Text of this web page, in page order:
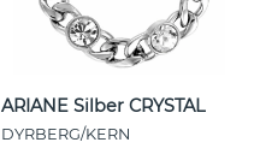
ARIANE Silber CRYSTAL
DYRBERG/KERN